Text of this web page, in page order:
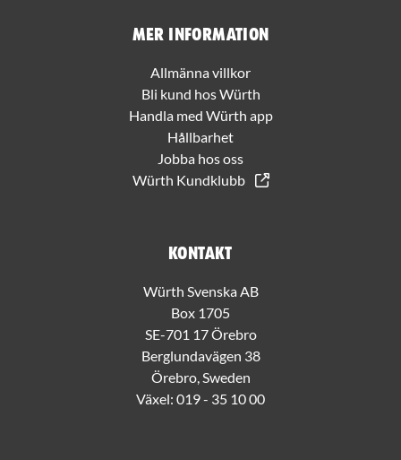
Mer information
Allmänna villkor
Bli kund hos Würth
Handla med Würth app
Hållbarhet
Jobba hos oss
Würth Kundklubb
Kontakt
Würth Svenska AB
Box 1705
SE-701 17 Örebro
Berglundavägen 38
Örebro, Sweden
Växel: 019 - 35 10 00